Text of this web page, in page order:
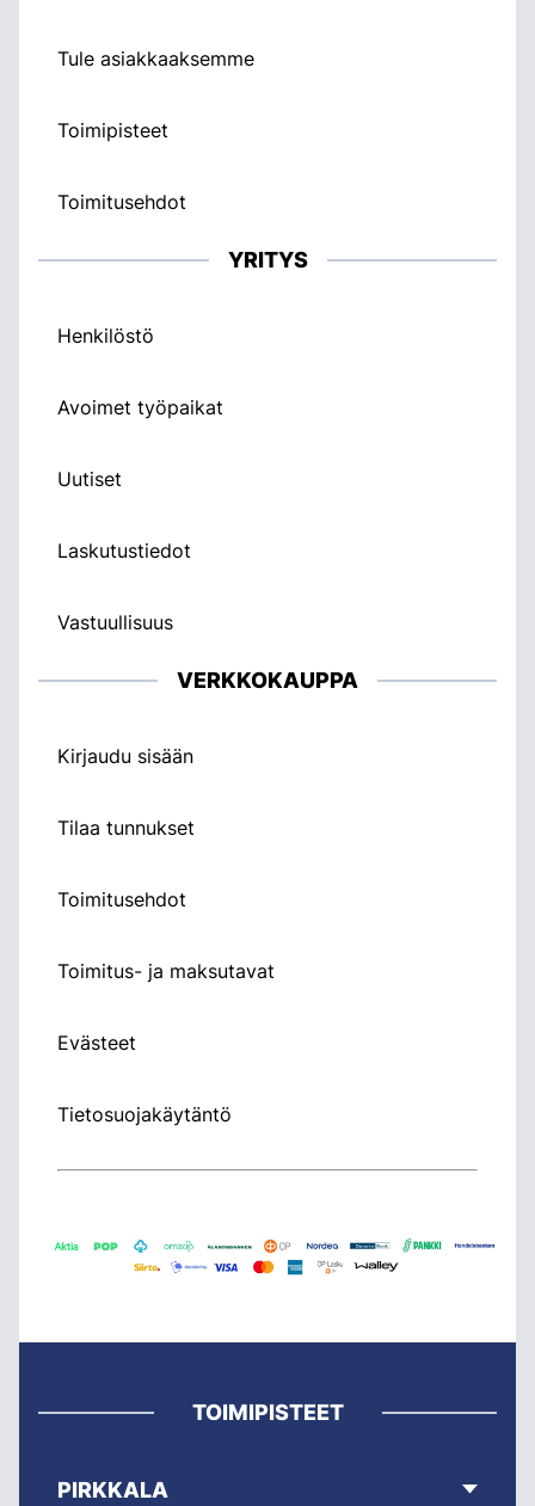
Tule asiakkaaksemme
Toimipisteet
Toimitusehdot
YRITYS
Henkilöstö
Avoimet työpaikat
Uutiset
Laskutustiedot
Vastuullisuus
VERKKOKAUPPA
Kirjaudu sisään
Tilaa tunnukset
Toimitusehdot
Toimitus- ja maksutavat
Evästeet
Tietosuojakäytäntö
TOIMIPISTEET
PIRKKALA